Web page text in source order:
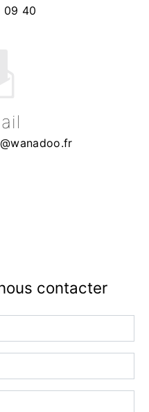
09 40
contacter